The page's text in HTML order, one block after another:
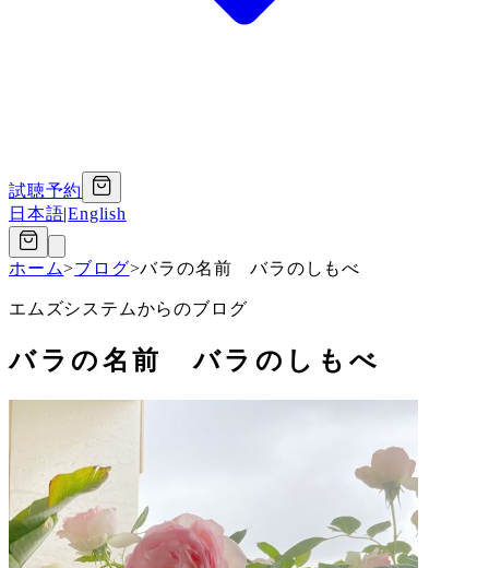
試聴予約
日本語|English
ホーム>ブログ>バラの名前 バラのしもべ
エムズシステムからのブログ
バラの名前 バラのしもべ